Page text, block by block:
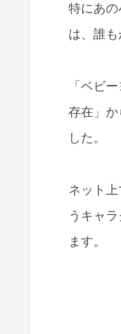
特にあ
は、誰も
「ベビ
存在」
した。
ネット
うキャ
ます。